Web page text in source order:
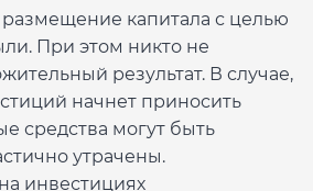
капитала с целью
При этом никто не
результат. В случае,
начнет приносить
средства могут быть
утрачены.